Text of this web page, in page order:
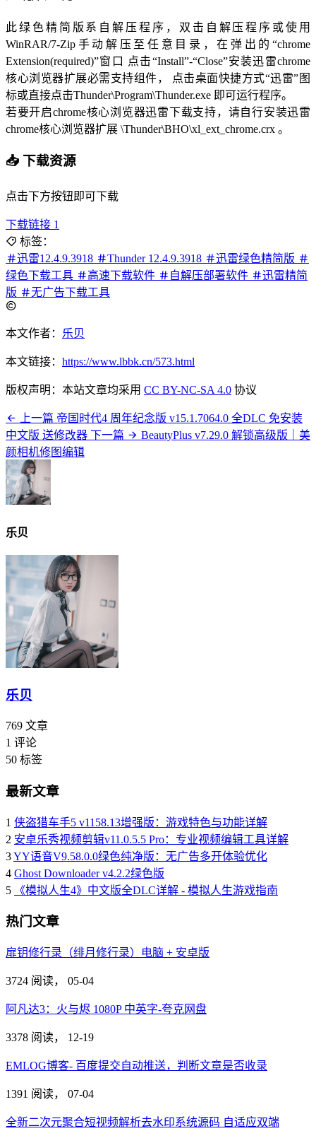
此绿色精简版系自解压程序，双击自解压程序或使用
WinRAR/7-Zip手动解压至任意目录，在弹出的“chrome
Extension(required)”窗口 点击“Install”-“Close”安装迅雷chrome
核心浏览器扩展必需支持组件， 点击桌面快捷方式“迅雷”图
标或直接点击Thunder\Program\Thunder.exe 即可运行程序。
若要开启chrome核心浏览器迅雷下载支持，请自行安装迅雷
chrome核心浏览器扩展 \Thunder\BHO\xl_ext_chrome.crx 。
📥 下载资源
点击下方按钮即可下载
下载链接 1
标签：
迅雷12.4.9.3918
Thunder 12.4.9.3918
迅雷绿色精简版
绿色下载工具
高速下载软件 自解压部署软件
迅雷精简
版
无广告下载工具
本文作者： 乐贝
本文链接： https://www.lbbk.cn/573.html
版权声明：本站文章均采用 CC BY-NC-SA 4.0 协议
上一篇 帝国时代4 周年纪念版 v15.1.7064.0 全DLC 免安装
中文版 送修改器 下一篇
BeautyPlus v7.29.0 解锁高级版｜美
颜相机修图编辑
乐贝
乐贝
769 文章
1 评论
50 标签
最新文章
1 侠盗猎车手5 v1158.13增强版：游戏特色与功能详解
2 安卓乐秀视频剪辑v11.0.5.5 Pro：专业视频编辑工具详解
3YY语音V9.58.0.0绿色纯净版：无广告多开体验优化
4 Ghost Downloader v4.2.2绿色版
5
《模拟人生4》中文版全DLC详解 - 模拟人生游戏指南
热门文章
扉钥修行录（绯月修行录）电脑 + 安卓版
3724 阅读， 05-04
阿凡达3：火与烬 1080P 中英字-夸克网盘
3378 阅读， 12-19
EMLOG博客- 百度提交自动推送，判断文章是否收录
1391 阅读， 07-04
全新二次元聚合短视频解析去水印系统源码 自适应双端